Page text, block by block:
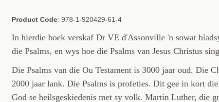
Product Code: 978-1-920429-61-4
In hierdie boek verskaf Dr VE d'Assonville 'n sowat
die Psalms, en wys hoe die Psalms van Jesus Christus
Die Psalms van die Ou Testament is 3000 jaar oud. Die
2000 jaar lank. Die Psalms is profeties. Dit gee in kort
God se heilsgeskiedenis met sy volk. Martin Luther, die